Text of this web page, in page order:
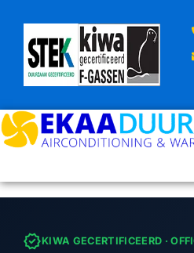
content
verifiedKIWA GECERTIFICEERD ·